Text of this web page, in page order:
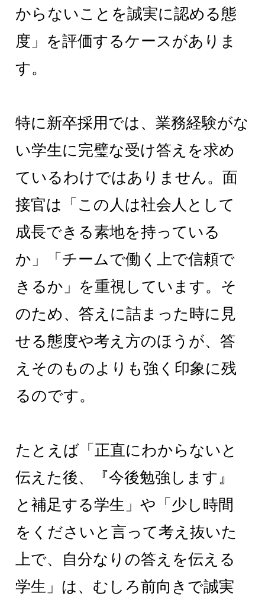
からないことを誠実に認める態
度」を評価するケースがありま
す。
特に新卒採用では、業務経験がな
い学生に完璧な受け答えを求め
ているわけではありません。面
接官は「この人は社会人として
成長できる素地を持っている
か」「チームで働く上で信頼で
きるか」を重視しています。そ
のため、答えに詰まった時に見
せる態度や考え方のほうが、答
えそのものよりも強く印象に残
るのです。
たとえば「正直にわからないと
伝えた後、『今後勉強します』
と補足する学生」や「少し時間
をくださいと言って考え抜いた
上で、自分なりの答えを伝える
学生」は、むしろ前向きで誠実